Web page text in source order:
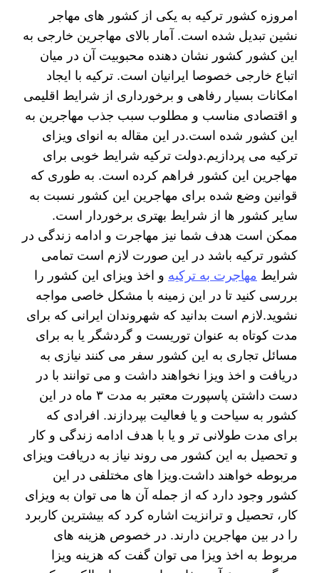
امروزه کشور ترکیه به یکی از کشور های مهاجر
نشین تبدیل شده است. آمار بالای مهاجرین خارجی به
این کشور کشور نشان دهنده محبوبیت آن در میان
اتباع خارجی خصوصا ایرانیان است. ترکیه با ایجاد
امکانات بسیار رفاهی و برخورداری از شرایط اقلیمی
و اقتصادی مناسب و مطلوب سبب جذب مهاجرین به
این کشور شده است.در این مقاله به انوای ویزای
ترکیه می پردازیم.دولت ترکیه شرایط خوبی برای
مهاجرین این کشور فراهم کرده است. به طوری که
قوانین وضع شده برای مهاجرین این کشور نسبت به
سایر کشور ها از شرایط بهتری برخوردار است.
ممکن است هدف شما نیز مهاجرت و ادامه زندگی در
کشور ترکیه باشد در این صورت لازم است تمامی
شرایط مهاجرت به ترکیه و اخذ ویزای این کشور را
بررسی کنید تا در این زمینه با مشکل خاصی مواجه
نشوید.لازم است بدانید که شهروندان ایرانی که برای
مدت کوتاه به عنوان توریست و گردشگر یا به برای
مسائل تجاری به این کشور سفر می کنند نیازی به
دریافت و اخذ ویزا نخواهند داشت و می توانند با در
دست داشتن پاسپورت معتبر به مدت ۳ ماه در این
کشور به سیاحت و یا فعالیت بپردازند. افرادی که
برای مدت طولانی تر و یا با هدف ادامه زندگی و کار
و تحصیل به این کشور می روند نیاز به دریافت ویزای
مربوطه خواهند داشت.ویزا های مختلفی در این
کشور وجود دارد که از جمله آن ها می توان به ویزای
کار، تحصیل و ترانزیت اشاره کرد که بیشترین کاربرد
را در بین مهاجرین دارند. در خصوص هزینه های
مربوط به اخذ ویزا می توان گفت که هزینه ویزا